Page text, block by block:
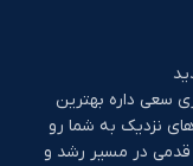
سعی داره بهترین
نزدیک به شما رو
قدمی در مسیر رشد و